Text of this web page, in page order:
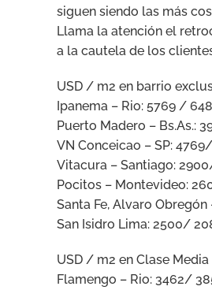
siguen siendo las más
Llama la atención el
a la cautela de los
USD / m2 en barrio
Ipanema – Rio: 5769 /
Puerto Madero – Bs.As.:
VN Conceicao – SP:
Vitacura – Santiago:
Pocitos – Montevideo:
Santa Fe, Alvaro Obregón
San Isidro Lima: 2500/
USD / m2 en Clase Media
Flamengo – Rio: 3462/